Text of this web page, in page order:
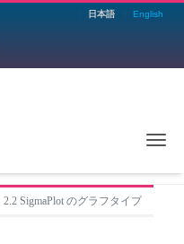
日本語 English
2.2 SigmaPlot のグラフタイプ